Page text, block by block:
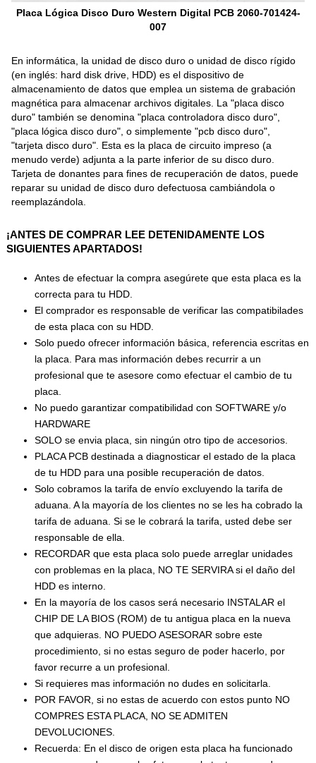
Placa Lógica Disco Duro Western Digital PCB 2060-701424-
007
En informática, la unidad de disco duro o unidad de disco rígido
(en inglés: hard disk drive, HDD) es el dispositivo de
almacenamiento de datos que emplea un sistema de grabación
magnética para almacenar archivos digitales. La "placa disco
duro" también se denomina "placa controladora disco duro",
"placa lógica disco duro", o simplemente "pcb disco duro",
"tarjeta disco duro". Esta es la placa de circuito impreso (a
menudo verde) adjunta a la parte inferior de su disco duro.
Tarjeta de donantes para fines de recuperación de datos, puede
reparar su unidad de disco duro defectuosa cambiándola o
reemplazándola.
¡ANTES DE COMPRAR LEE DETENIDAMENTE LOS
SIGUIENTES APARTADOS!
Antes de efectuar la compra asegúrete que esta placa es la
correcta para tu HDD.
El comprador es responsable de verificar las compatibilades
de esta placa con su HDD.
Solo puedo ofrecer información básica, referencia escritas en
la placa. Para mas información debes recurrir a un
profesional que te asesore como efectuar el cambio de tu
placa.
No puedo garantizar compatibilidad con SOFTWARE y/o
HARDWARE
SOLO se envia placa, sin ningún otro tipo de accesorios.
PLACA PCB destinada a diagnosticar el estado de la placa
de tu HDD para una posible recuperación de datos.
Solo cobramos la tarifa de envío excluyendo la tarifa de
aduana. A la mayoría de los clientes no se les ha cobrado la
tarifa de aduana. Si se le cobrará la tarifa, usted debe ser
responsable de ella.
RECORDAR que esta placa solo puede arreglar unidades
con problemas en la placa, NO TE SERVIRA si el daño del
HDD es interno.
En la mayoría de los casos será necesario INSTALAR el
CHIP DE LA BIOS (ROM) de tu antigua placa en la nueva
que adquieras. NO PUEDO ASESORAR sobre este
procedimiento, si no estas seguro de poder hacerlo, por
favor recurre a un profesional.
Si requieres mas información no dudes en solicitarla.
POR FAVOR, si no estas de acuerdo con estos punto NO
COMPRES ESTA PLACA, NO SE ADMITEN
DEVOLUCIONES.
Recuerda: En el disco de origen esta placa ha funcionado